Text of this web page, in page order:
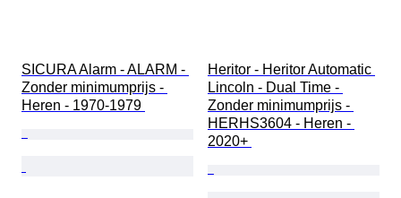
SICURA Alarm - ALARM -
Zonder minimumprijs -
Heren - 1970-1979
Heritor - Heritor Automatic
Lincoln - Dual Time -
Zonder minimumprijs -
HERHS3604 - Heren -
2020+